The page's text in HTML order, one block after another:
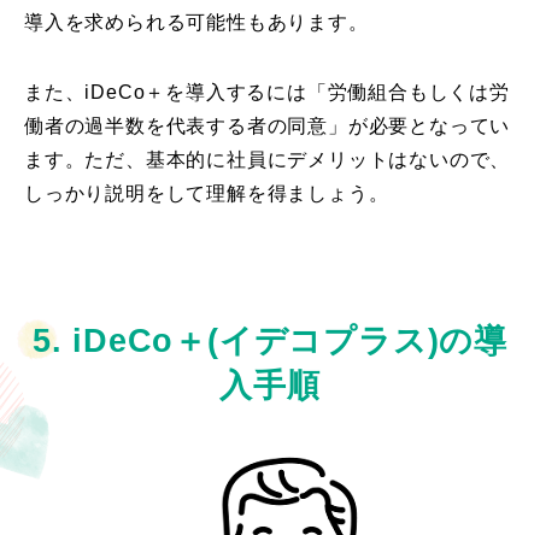
導入を求められる可能性もあります。
また、iDeCo＋を導入するには「労働組合もしくは労
働者の過半数を代表する者の同意」が必要となってい
ます。ただ、基本的に社員にデメリットはないので、
しっかり説明をして理解を得ましょう。
5. iDeCo＋(イデコプラス)の導
入手順